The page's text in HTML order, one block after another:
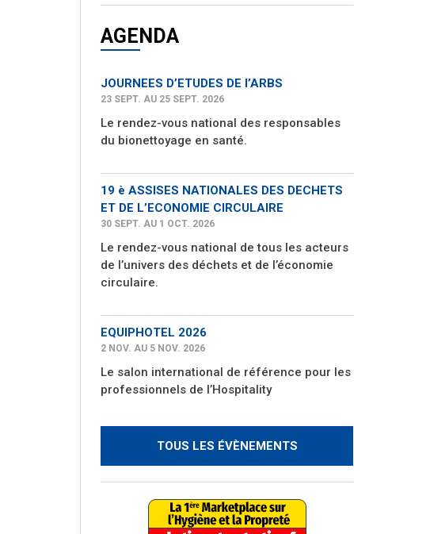
AGENDA
JOURNEES D’ETUDES DE l’ARBS
23 SEPT. AU 25 SEPT. 2026
Le rendez-vous national des responsables
du bionettoyage en santé.
19 è ASSISES NATIONALES DES DECHETS
ET DE L’ECONOMIE CIRCULAIRE
30 SEPT. AU 1 OCT. 2026
Le rendez-vous national de tous les acteurs
de l’univers des déchets et de l’économie
circulaire.
EQUIPHOTEL 2026
2 NOV. AU 5 NOV. 2026
Le salon international de référence pour les
professionnels de l’Hospitality
TOUS LES ÉVÈNEMENTS